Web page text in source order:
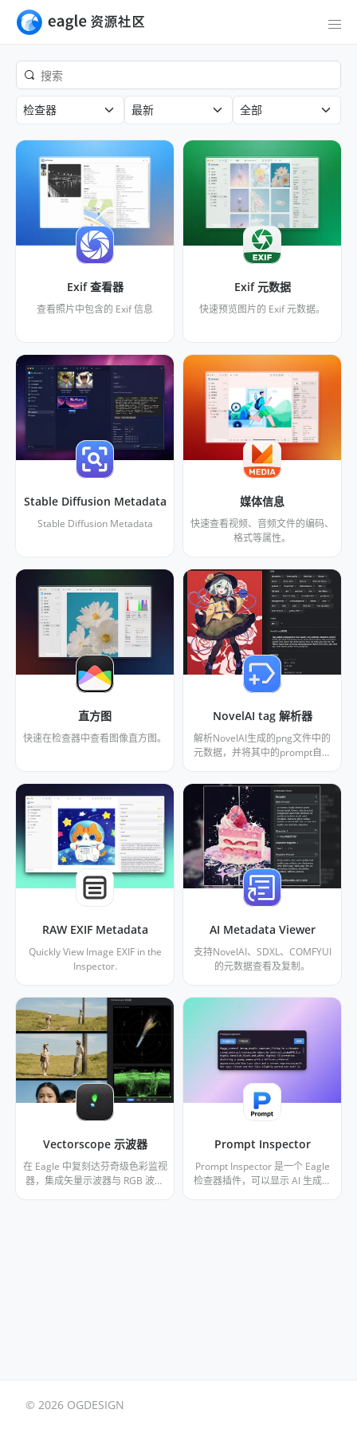
检查器 最新 全部
Exif 查看器
查看照片中包含的 Exif 信息
Exif 元数据
快速预览图片的 Exif 元数据。
Stable Diffusion Metadata
Stable Diffusion Metadata
媒体信息
快速查看视频、音频文件的编码、
格式等属性。
直方图
快速在检查器中查看图像直方图。
NovelAI tag 解析器
解析NovelAI生成的png文件中的
元数据，并将其中的prompt自动
RAW EXIF Metadata
Quickly View Image EXIF in the
Inspector.
AI Metadata Viewer
支持NovelAI、SDXL、COMFYUI
的元数据查看及复制。
Vectorscope 示波器
在 Eagle 中复刻达芬奇级色彩监视
器，集成矢量示波器与 RGB 波形
Prompt Inspector
Prompt Inspector 是一个 Eagle
检查器插件，可以显示 AI 生成图
© 2026 OGDESIGN